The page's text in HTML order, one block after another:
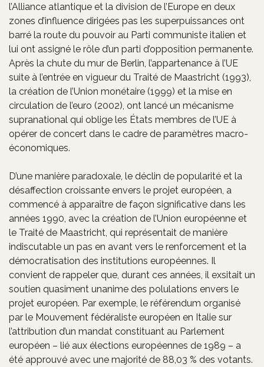
l’Alliance atlantique et la division de l’Europe en deux
zones d’influence dirigées pas les superpuissances ont
barré la route du pouvoir au Parti communiste italien et
lui ont assigné le rôle d’un parti d’opposition permanente.
Après la chute du mur de Berlin, l’appartenance à l’UE
suite à l’entrée en vigueur du Traité de Maastricht (1993),
la création de l’Union monétaire (1999) et la mise en
circulation de l’euro (2002), ont lancé un mécanisme
supranational qui oblige les États membres de l’UE à
opérer de concert dans le cadre de paramètres macro-
économiques.
D’une manière paradoxale, le déclin de popularité et la
désaffection croissante envers le projet européen, a
commencé à apparaître de façon significative dans les
années 1990, avec la création de l’Union européenne et
le Traité de Maastricht, qui représentait de manière
indiscutable un pas en avant vers le renforcement et la
démocratisation des institutions européennes. Il
convient de rappeler que, durant ces années, il exsitait un
soutien quasiment unanime des polulations envers le
projet européen. Par exemple, le référendum organisé
par le Mouvement fédéraliste européen en Italie sur
l’attribution d’un mandat constituant au Parlement
européen – lié aux élections européennes de 1989 – a
été approuvé avec une majorité de 88,03 % des votants.